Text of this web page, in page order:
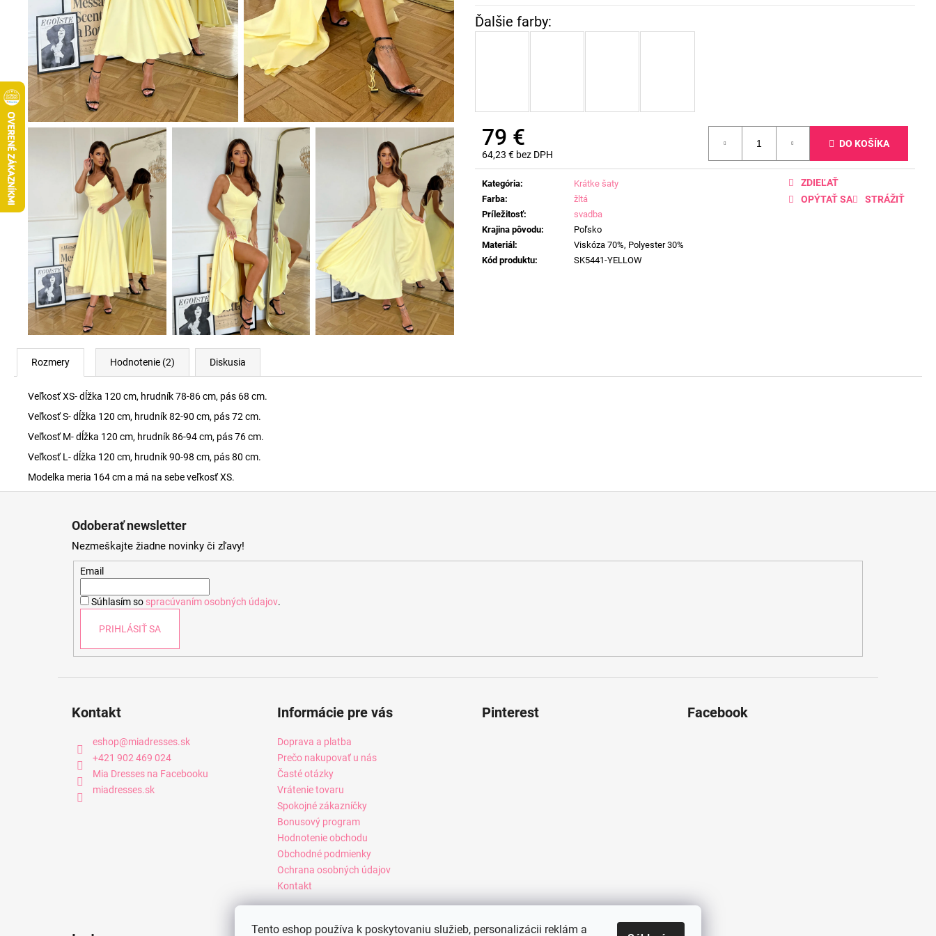
Tento eshop používa k poskytovaniu služieb, personalizácii reklám a
79 €
64,23 € bez DPH
Jednotková
cena:
DO KOŠÍKA
Kategória:
Krátke šaty
Farba:
žltá
Príležitosť:
svadba
Krajina pôvodu:
Poľsko
Materiál:
Viskóza 70%, Polyester 30%
Kód produktu: SK5441-YELLOW
OPÝTAŤ SA STRÁŽIŤ
ZDIEĽAŤ
Rozmery Hodnotenie (2) Diskusia
Veľkosť XS- dĺžka 120 cm, hrudník 78-86 cm, pás 68 cm.
Veľkosť S- dĺžka 120 cm, hrudník 82-90 cm, pás 72 cm.
Veľkosť M- dĺžka 120 cm, hrudník 86-94 cm, pás 76 cm.
Veľkosť L- dĺžka 120 cm, hrudník 90-98 cm, pás 80 cm.
Modelka meria 164 cm a má na sebe veľkosť XS.
Odoberať newsletter
Nezmeškajte žiadne novinky či zľavy!
Email
Súhlasím so spracúvaním osobných údajov.
PRIHLÁSIŤ SA
Kontakt
eshop@miadresses.sk
+421 902 469 024
Mia Dresses na Facebooku
miadresses.sk
Informácie pre vás
Doprava a platba
Prečo nakupovať u nás
Časté otázky
Vrátenie tovaru
Spokojné zákazníčky
Bonusový program
Hodnotenie obchodu
Obchodné podmienky
Ochrana osobných údajov
Kontakt
Pinterest Facebook